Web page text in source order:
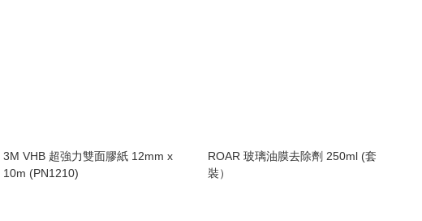
3M VHB 超強力雙面膠紙 12mm x
10m (PN1210)
ROAR 玻璃油膜去除劑 250ml (套
裝）